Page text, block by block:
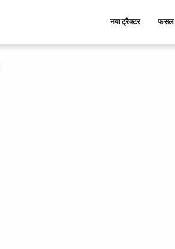
नया ट्रैक्टर फसल